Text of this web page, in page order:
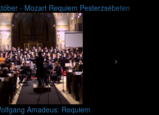
- Mozart Requiem Pesterzsébeten
Amadeus: Requiem
Next